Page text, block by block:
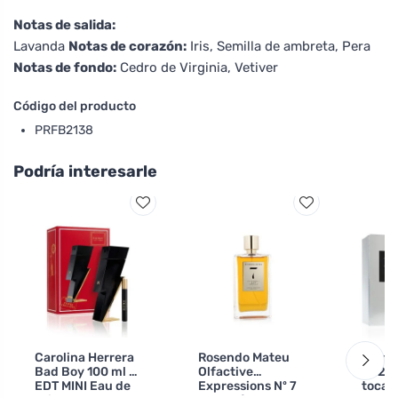
Notas de salida:
Lavanda Notas de corazón: Iris, Semilla de ambreta, Pera
Notas de fondo: Cedro de Virginia, Vetiver
Código del producto
PRFB2138
Podría interesarle
Carolina Herrera
Bad Boy 100 ml +
EDT MINI Eau de
Rosendo Mateu
Olfactive
Expressions Nº 7
Dior